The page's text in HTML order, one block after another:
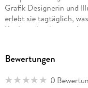
Grafik Designerin und
erlebt sie tagtäglich,
Kinder schreibt sie
Bewertungen
0